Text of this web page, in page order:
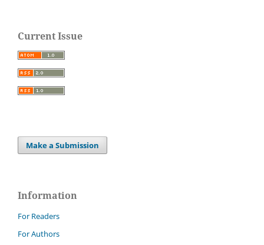
Current Issue
Make a Submission
Information
For Readers
For Authors